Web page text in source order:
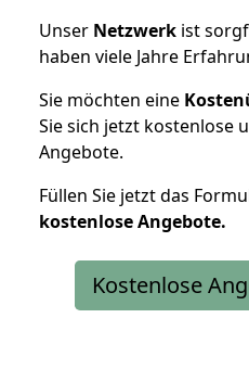
Unser Netzwerk ist
haben viele Jahre
Sie möchten eine
Sie sich jetzt kostenlose
Angebote.
Füllen Sie jetzt das
kostenloseAngebote.
Kostenlose